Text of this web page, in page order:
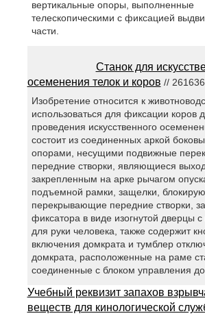
вертикальные опоры, выполненные
телескопическими с фиксацией
части.
Станок для
осеменения телок и коров //
Изобретение относится к
использоваться для фиксации коров
проведения искусственного
состоит из соединенных аркой
опорами, несущими подвижные
передние створки, являющиеся
закрепленным на арке рычагом
подъемной рамки, защелки,
перекрывающие передние створки,
фиксатора в виде изогнутой дверцы
для руки человека, также содержит
включения домкрата и тумблер
домкрата, расположенные на раме
соединенные с блоком управления
Учебный реквизит запахов
веществ для кинологической